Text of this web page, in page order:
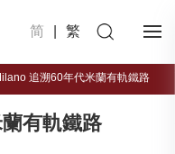
简 繁
追溯60年代米蘭有軌鐵路
有軌鐵路